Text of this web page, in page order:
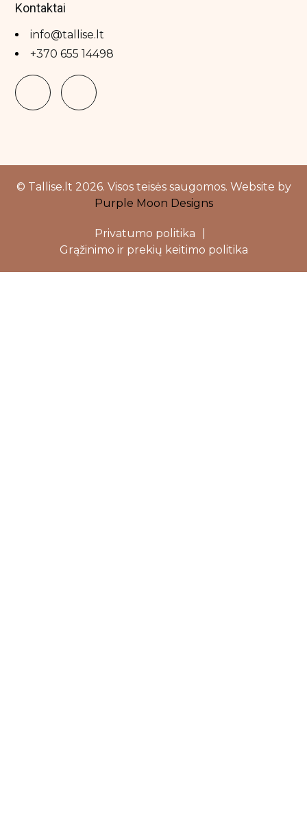
Kontaktai
info@tallise.lt
+370 655 14498
© Tallise.lt 2026. Visos teisės saugomos. Website by
Purple Moon Designs
Privatumo politika
Grąžinimo ir prekių keitimo politika